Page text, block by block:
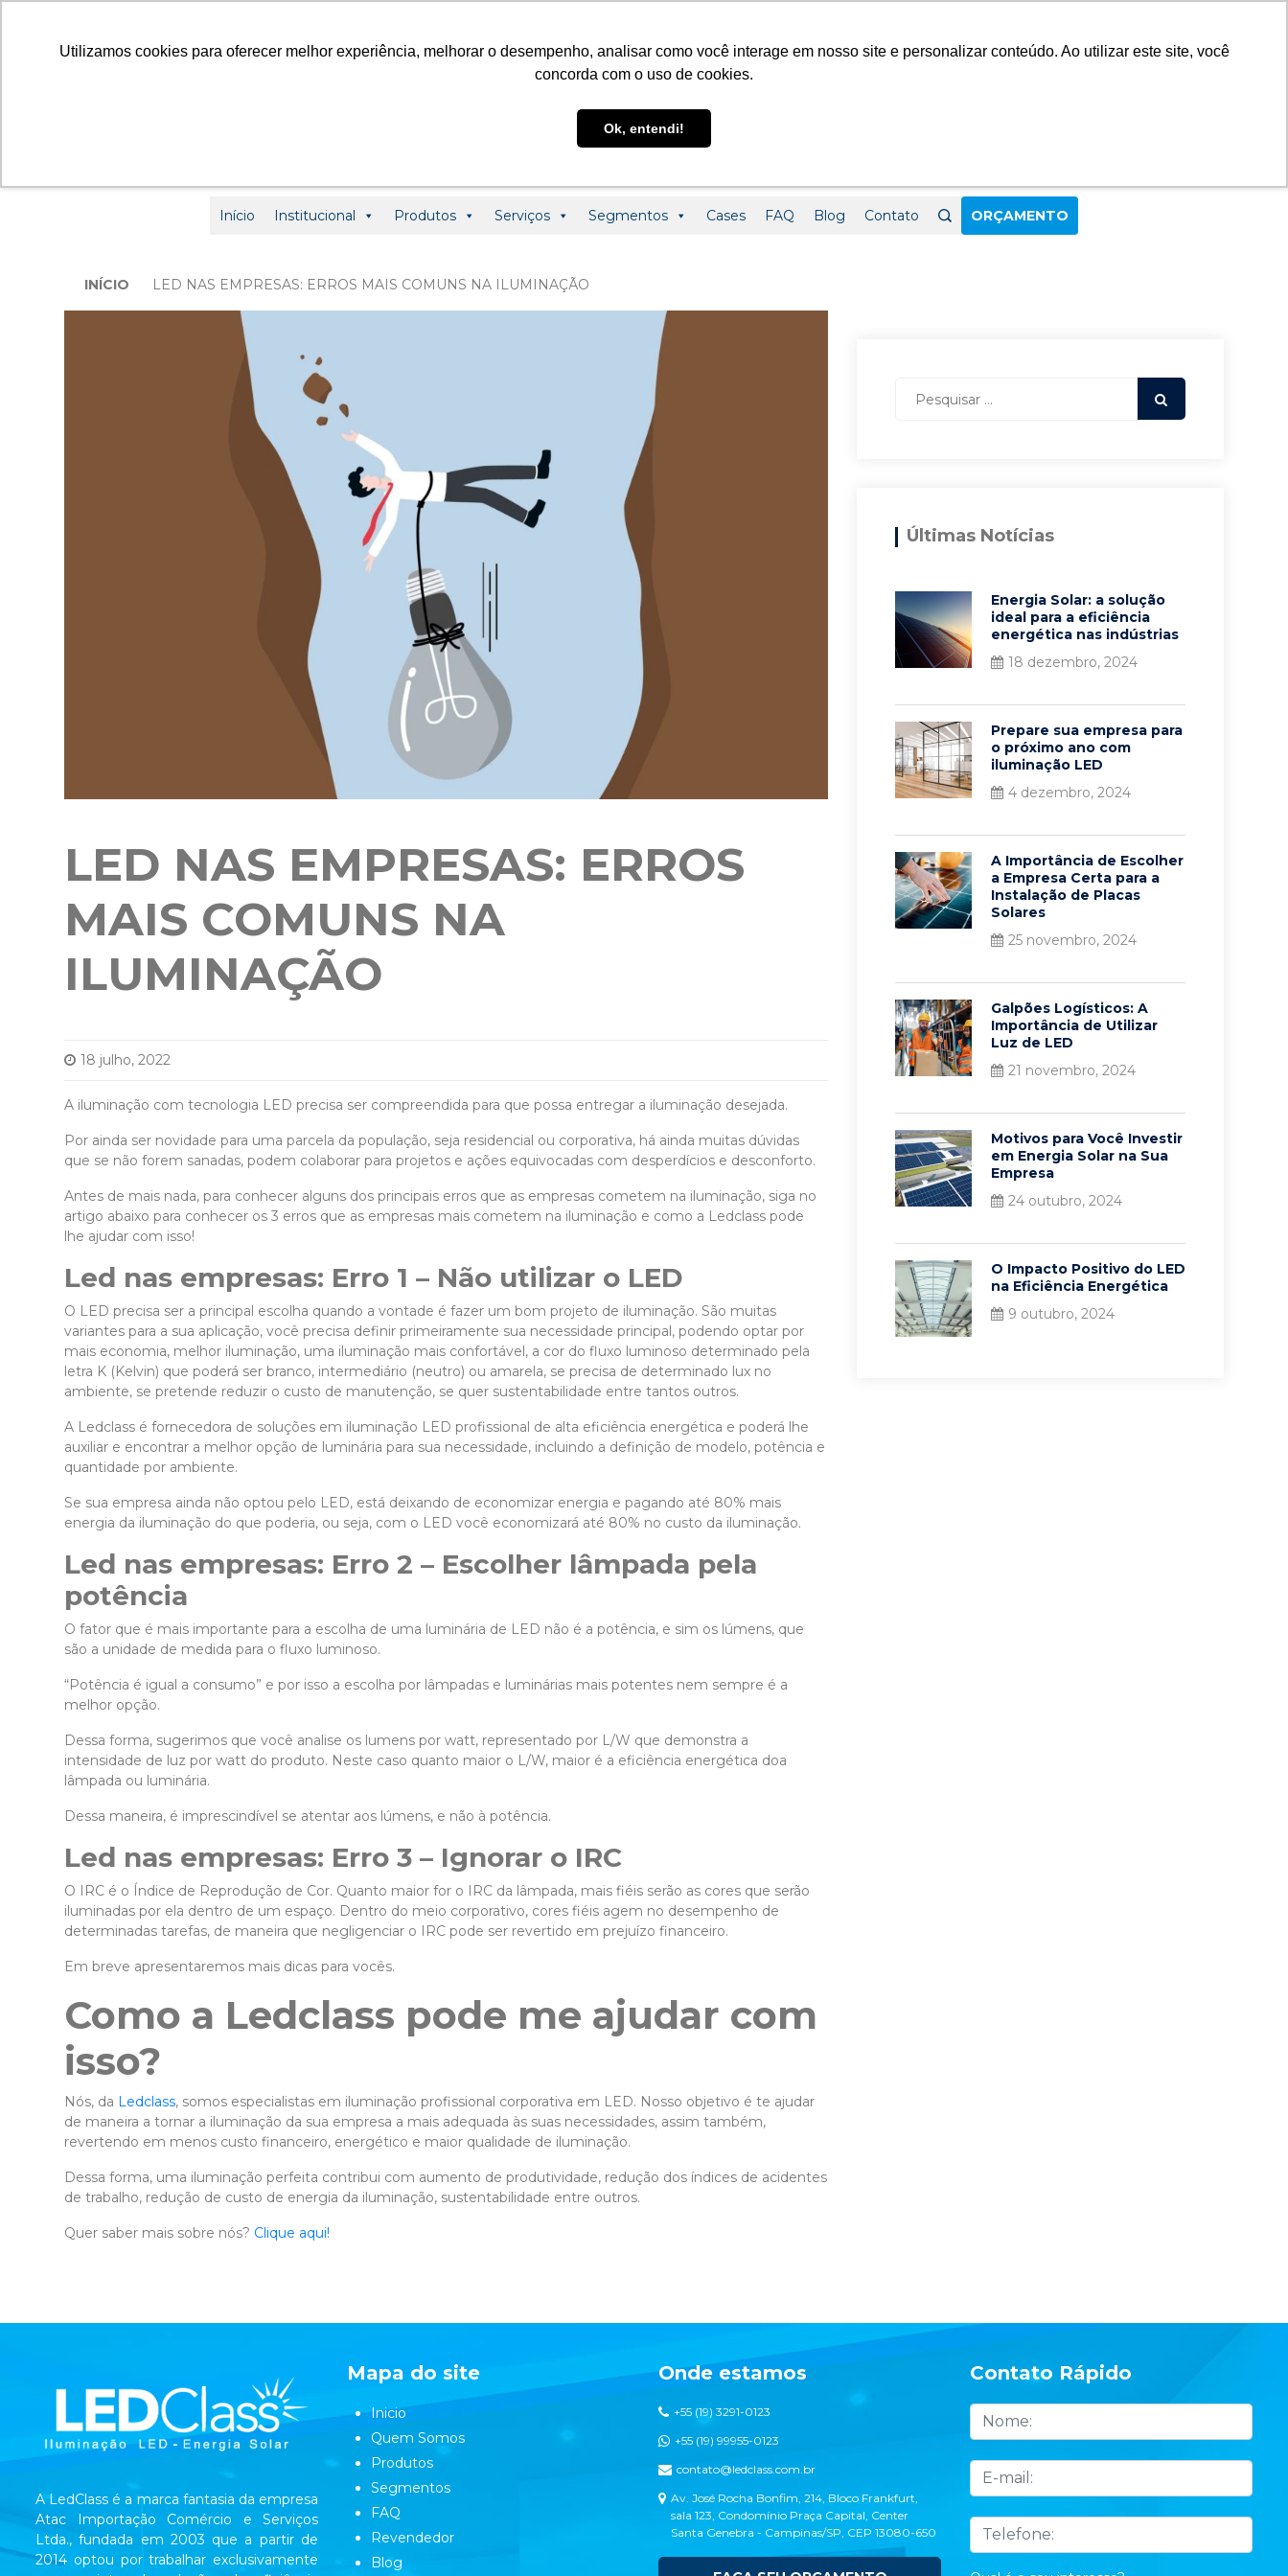
Utilizamos cookies para oferecer melhor experiência, melhorar o desempenho, analisar como você interage em nosso site e personalizar conteúdo. Ao utilizar este site, você
concorda com o uso de cookies.
Ok, entendi!
Início Institucional Produtos Serviços Segmentos Cases FAQ Blog Contato ORÇAMENTO
INÍCIO LED NAS EMPRESAS: ERROS MAIS COMUNS NA ILUMINAÇÃO
LED NAS EMPRESAS: ERROS
MAIS COMUNS NA
ILUMINAÇÃO
18 julho, 2022
A iluminação com tecnologia LED precisa ser compreendida para que possa entregar a iluminação desejada.
Por ainda ser novidade para uma parcela da população, seja residencial ou corporativa, há ainda muitas dúvidas
que se não forem sanadas, podem colaborar para projetos e ações equivocadas com desperdícios e desconforto.
Antes de mais nada, para conhecer alguns dos principais erros que as empresas cometem na iluminação, siga no
artigo abaixo para conhecer os 3 erros que as empresas mais cometem na iluminação e como a Ledclass pode
lhe ajudar com isso!
Led nas empresas: Erro 1 – Não utilizar o LED
O LED precisa ser a principal escolha quando a vontade é fazer um bom projeto de iluminação. São muitas
variantes para a sua aplicação, você precisa definir primeiramente sua necessidade principal, podendo optar por
mais economia, melhor iluminação, uma iluminação mais confortável, a cor do fluxo luminoso determinado pela
letra K (Kelvin) que poderá ser branco, intermediário (neutro) ou amarela, se precisa de determinado lux no
ambiente, se pretende reduzir o custo de manutenção, se quer sustentabilidade entre tantos outros.
A Ledclass é fornecedora de soluções em iluminação LED profissional de alta eficiência energética e poderá lhe
auxiliar e encontrar a melhor opção de luminária para sua necessidade, incluindo a definição de modelo, potência e
quantidade por ambiente.
Se sua empresa ainda não optou pelo LED, está deixando de economizar energia e pagando até 80% mais
energia da iluminação do que poderia, ou seja, com o LED você economizará até 80% no custo da iluminação.
Led nas empresas: Erro 2 – Escolher lâmpada pela
potência
O fator que é mais importante para a escolha de uma luminária de LED não é a potência, e sim os lúmens, que
são a unidade de medida para o fluxo luminoso.
“Potência é igual a consumo” e por isso a escolha por lâmpadas e luminárias mais potentes nem sempre é a
melhor opção.
Dessa forma, sugerimos que você analise os lumens por watt, representado por L/W que demonstra a
intensidade de luz por watt do produto. Neste caso quanto maior o L/W, maior é a eficiência energética doa
lâmpada ou luminária.
Dessa maneira, é imprescindível se atentar aos lúmens, e não à potência.
Led nas empresas: Erro 3 – Ignorar o IRC
O IRC é o Índice de Reprodução de Cor. Quanto maior for o IRC da lâmpada, mais fiéis serão as cores que serão
iluminadas por ela dentro de um espaço. Dentro do meio corporativo, cores fiéis agem no desempenho de
determinadas tarefas, de maneira que negligenciar o IRC pode ser revertido em prejuízo financeiro.
Em breve apresentaremos mais dicas para vocês.
Como a Ledclass pode me ajudar com
isso?
Nós, da Ledclass, somos especialistas em iluminação profissional corporativa em LED. Nosso objetivo é te ajudar
de maneira a tornar a iluminação da sua empresa a mais adequada às suas necessidades, assim também,
revertendo em menos custo financeiro, energético e maior qualidade de iluminação.
Dessa forma, uma iluminação perfeita contribui com aumento de produtividade, redução dos índices de acidentes
de trabalho, redução de custo de energia da iluminação, sustentabilidade entre outros.
Quer saber mais sobre nós? Clique aqui!
Últimas Notícias
Energia Solar: a solução
ideal para a eficiência
energética nas indústrias
18 dezembro, 2024
Prepare sua empresa para
o próximo ano com
iluminação LED
4 dezembro, 2024
A Importância de Escolher
a Empresa Certa para a
Instalação de Placas
Solares
25 novembro, 2024
Galpões Logísticos: A
Importância de Utilizar
Luz de LED
21 novembro, 2024
Motivos para Você Investir
em Energia Solar na Sua
Empresa
24 outubro, 2024
O Impacto Positivo do LED
na Eficiência Energética
9 outubro, 2024
A LedClass é a marca fantasia da empresa
Atac Importação Comércio e Serviços
Ltda., fundada em 2003 que a partir de
2014 optou por trabalhar exclusivamente
Mapa do site
Inicio
Quem Somos
Produtos
Segmentos
FAQ
Revendedor
Blog
Onde estamos
+55 (19) 3291-0123
+55 (19) 99955-0123
contato@ledclass.com.br
Av. José Rocha Bonfim, 214, Bloco Frankfurt,
sala 123, Condomínio Praça Capital, Center
Santa Genebra - Campinas/SP, CEP 13080-650
Contato Rápido